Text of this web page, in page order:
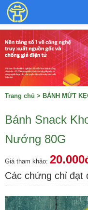
Trang chủ > BÁNH MỨT
Bánh Snack
Nướng 80G
Giá tham khảo:
Các chứng chỉ đạt